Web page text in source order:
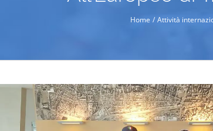
Home Attività